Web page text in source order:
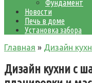
Фундамент
Новости
Печь в доме
Установка забора
Главная » Дизайн
Дизайн кухни с